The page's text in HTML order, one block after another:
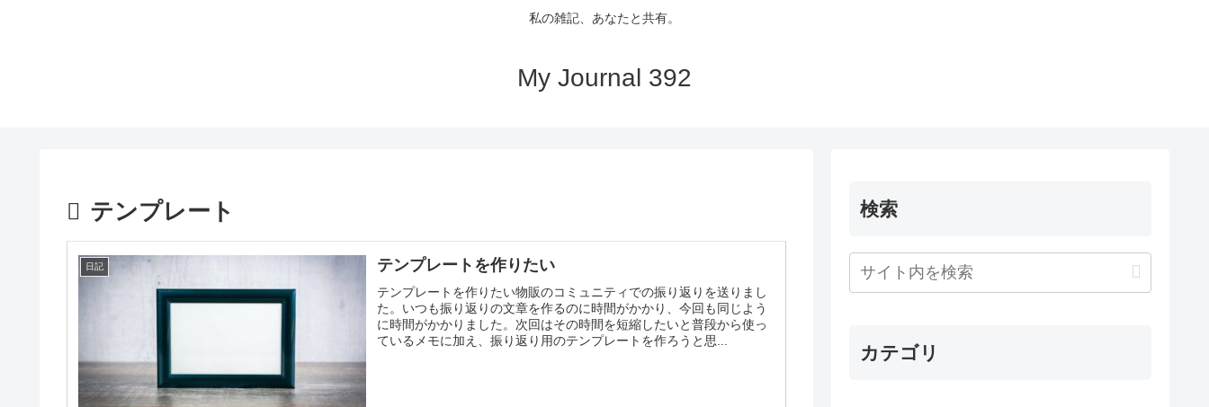
私の雑記、あなたと共有。
My Journal 392
テンプレート
日記 テンプレートを作りたい
テンプレートを作りたい物販のコミュニティでの振り返りを送りまし
た。いつも振り返りの文章を作るのに時間がかかり、今回も同じよう
に時間がかかりました。次回はその時間を短縮したいと普段から使っ
ているメモに加え、振り返り用のテンプレートを作ろうと思...
検索
カテゴリ